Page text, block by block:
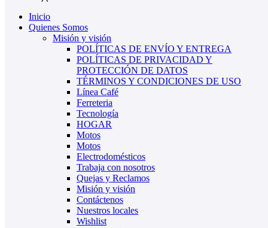
Inicio
Quienes Somos
Misión y visión
POLÍTICAS DE ENVÍO Y ENTREGA
POLÍTICAS DE PRIVACIDAD Y
PROTECCIÓN DE DATOS
TÉRMINOS Y CONDICIONES DE USO
Línea Café
Ferreteria
Tecnología
HOGAR
Motos
Motos
Electrodomésticos
Trabaja con nosotros
Quejas y Reclamos
Misión y visión
Contáctenos
Nuestros locales
Wishlist